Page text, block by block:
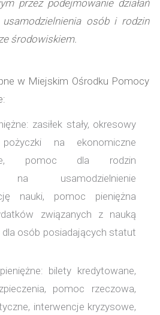
przez podejmowanie działań
osób i rodzin
środowiskiem.
w Miejskim Ośrodku Pomocy
zasiłek stały, okresowy
na ekonomiczne
pomoc dla rodzin
na usamodzielnienie
nauki, pomoc pieniężna
związanych z nauką
dla osób posiadających statut
bilety kredytowane,
pomoc rzeczowa,
interwencje kryzysowe,